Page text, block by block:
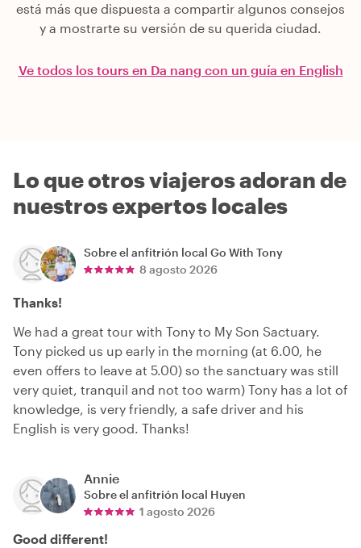
está más que dispuesta a compartir algunos consejos
y a mostrarte su versión de su querida ciudad.
Ve todos los tours en Da nang con un guía en English
Lo que otros viajeros adoran de
nuestros expertos locales
Sobre el anfitrión local Go With Tony
8 agosto 2026
Thanks!
We had a great tour with Tony to My Son Sactuary.
Tony picked us up early in the morning (at 6.00, he
even offers to leave at 5.00) so the sanctuary was still
very quiet, tranquil and not too warm) Tony has a lot of
knowledge, is very friendly, a safe driver and his
English is very good. Thanks!
Annie
Sobre el anfitrión local Huyen
1 agosto 2026
Good different!